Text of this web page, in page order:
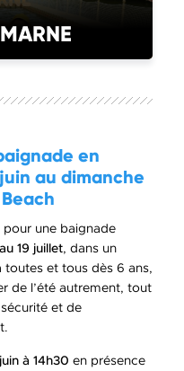
en
au dimanche
une baignade
19 juillet, dans un
toutes et tous dès 6 ans,
de l’été autrement, tout
et de
à 14h30 en présence